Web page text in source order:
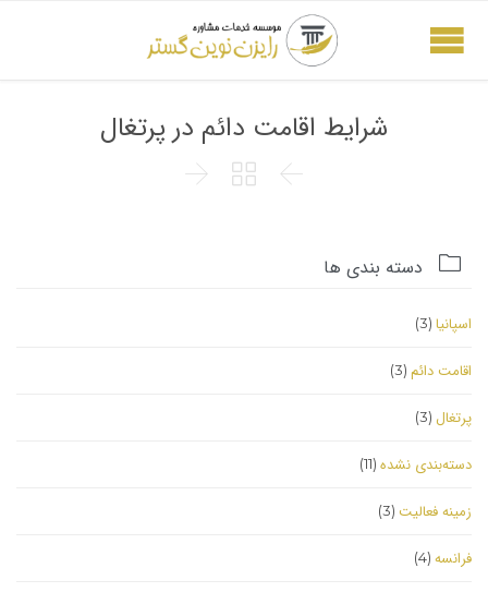
شرایط اقامت دائم در پرتغال



 دسته بندی ها
اسپانیا (3)
اقامت دائم (3)
پرتغال (3)
دسته‌بندی نشده (11)
زمینه فعالیت (3)
فرانسه (4)